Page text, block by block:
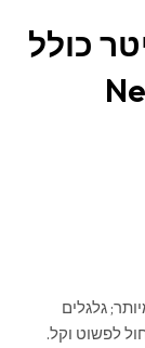
נייד 50 ליטר כולל
גלגלים
לפשוט וקל.